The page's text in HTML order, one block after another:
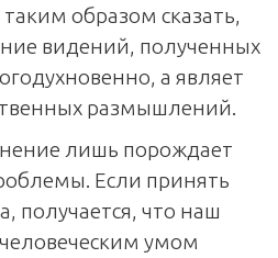
образом сказать,
видений, полученных
а являет
размышлений.
лишь порождает
Если принять
получается, что наш
умом